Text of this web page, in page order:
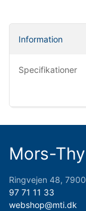
Information
Specifikationer
Mors-
Ringvejen 48,
97 71 11 33
webshop@mti.dk